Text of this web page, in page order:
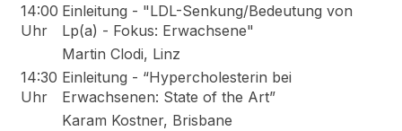
14:00
Uhr
Einleitung - "LDL-Senkung/Bedeutung von
Lp(a) - Fokus: Erwachsene"
Martin Clodi, Linz
14:30
Uhr
Einleitung - “Hypercholesterin bei
Erwachsenen: State of the Art”
Karam Kostner, Brisbane